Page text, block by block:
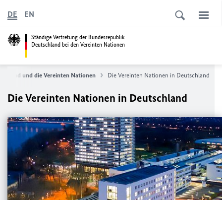
Ständige Vertretung der Bundesrepublik
Deutschland bei den Vereinten Nationen
DE EN
und die Vereinten Nationen Die Vereinten Nationen in Deutschland
Die Vereinten Nationen in Deutschland